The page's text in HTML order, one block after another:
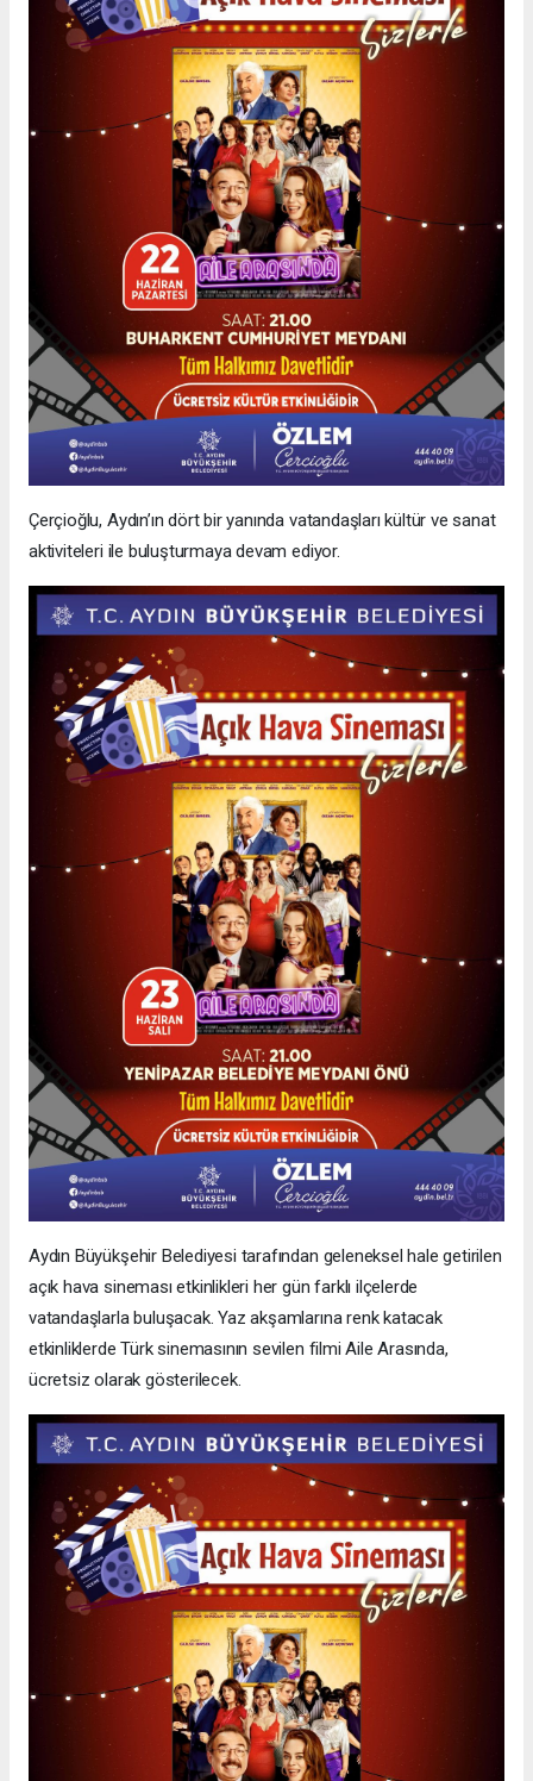
Çerçioğlu, Aydın’ın dört bir yanında vatandaşları kültür ve sanat
aktiviteleri ile buluşturmaya devam ediyor.
Aydın Büyükşehir Belediyesi tarafından geleneksel hale getirilen
açık hava sineması etkinlikleri her gün farklı ilçelerde
vatandaşlarla buluşacak. Yaz akşamlarına renk katacak
etkinliklerde Türk sinemasının sevilen filmi Aile Arasında,
ücretsiz olarak gösterilecek.